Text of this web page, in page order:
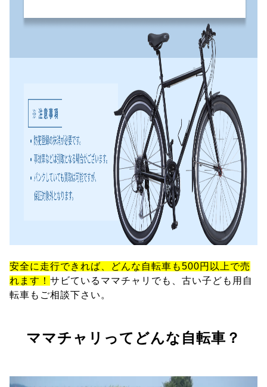
安全に走行できれば、どんな自転車も500円以上で売
れます！ サビているママチャリでも、古い子ども用自
転車もご相談下さい。
ママチャリってどんな自転車？